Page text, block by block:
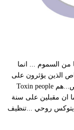
إعلام
من السموم ... انما
الذين يؤثرون على
جودة حياتنا ..و سعادتنا و تقدمنا... نعم هناك اشخاص...هم Toxin people
ان مقبلين على سنة
روحي ...تنظيف